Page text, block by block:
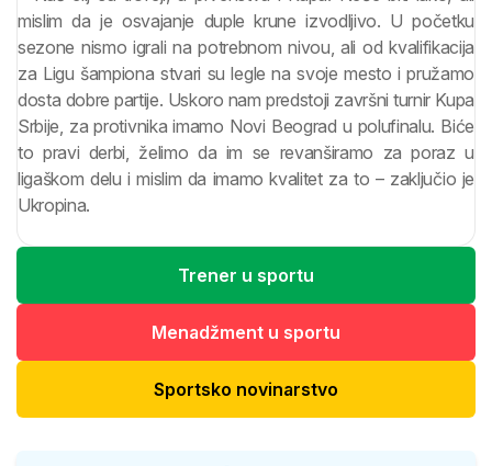
mislim da je osvajanje duple krune izvodljivo. U početku
sezone nismo igrali na potrebnom nivou, ali od kvalifikacija
za Ligu šampiona stvari su legle na svoje mesto i pružamo
dosta dobre partije. Uskoro nam predstoji završni turnir Kupa
Srbije, za protivnika imamo Novi Beograd u polufinalu. Biće
to pravi derbi, želimo da im se revanširamo za poraz u
ligaškom delu i mislim da imamo kvalitet za to – zaključio je
Ukropina.
Trener u sportu
Menadžment u sportu
Sportsko novinarstvo